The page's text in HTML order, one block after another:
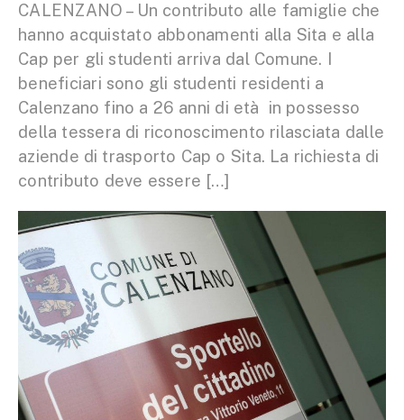
CALENZANO – Un contributo alle famiglie che
hanno acquistato abbonamenti alla Sita e alla
Cap per gli studenti arriva dal Comune. I
beneficiari sono gli studenti residenti a
Calenzano fino a 26 anni di età in possesso
della tessera di riconoscimento rilasciata dalle
aziende di trasporto Cap o Sita. La richiesta di
contributo deve essere […]